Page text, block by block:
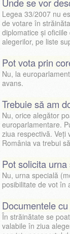
Unde se vor
Legea 33/2007 nu
de votare în
diplomatice şi
alegerilor, pe liste
Pot vota prin
Nu, la
avans.
Trebuie să am
Nu, orice alegător
europarlamentare.
ziua respectivă. Veți
România va trebui
Pot solicita
Nu, urna specială
posibilitate de vot în
Documentele
În străinătate se
valabile în ziua